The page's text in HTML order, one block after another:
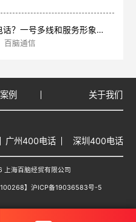
有了座机为什么还要办400电话？一号多线和服务形象是核心
百脑通信
例 关于我们
广州400电话 深圳400电话
海百脑经贸有限公司
】 沪ICP备19036583号-5